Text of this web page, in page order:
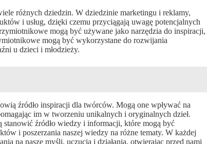
różnych dziedzin. W dziedzinie marketingu i reklamy,
i usług, dzięki czemu przyciągają uwagę potencjalnych
mogą być używane jako narzędzia do inspiracji,
mogą być wykorzystane do rozwijania
u dzieci i młodzieży.
źródło inspiracji dla twórców. Mogą one wpływać na
im w tworzeniu unikalnych i oryginalnych dzieł.
źródło wiedzy i informacji, które mogą być
i poszerzania naszej wiedzy na różne tematy. W każdej
na nasze myśli, uczucia i działania, otwierając przed nami